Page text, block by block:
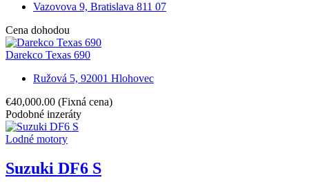
Vazovova 9, Bratislava 811 07
Cena dohodou
Darekco Texas 690
Ružová 5, 92001 Hlohovec
€40,000.00 (Fixná cena)
Podobné inzeráty
Lodné motory
Suzuki DF6 S